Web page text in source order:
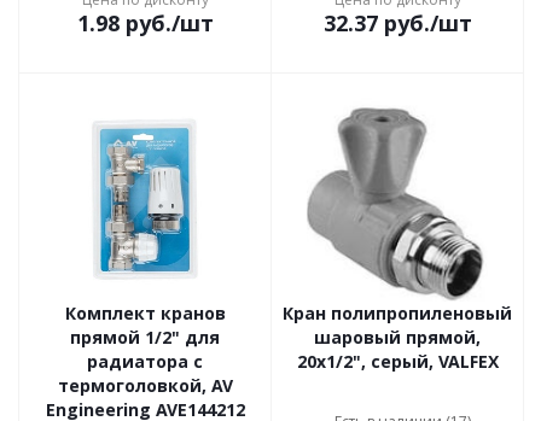
1.98руб./шт 32.37руб./шт
Комплект кранов
прямой 1/2" для
радиатора с
термоголовкой, AV
Engineering AVE144212
Кран полипропиленовый
шаровый прямой,
20x1/2", серый, VALFEX